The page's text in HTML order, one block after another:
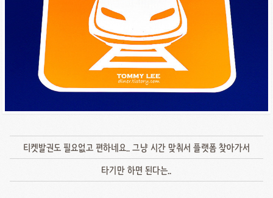
티켓발권도 필요없고 편하네요.. 그냥 시간 맞춰서 플랫폼 찾아가서
타기만 하면 된다는..